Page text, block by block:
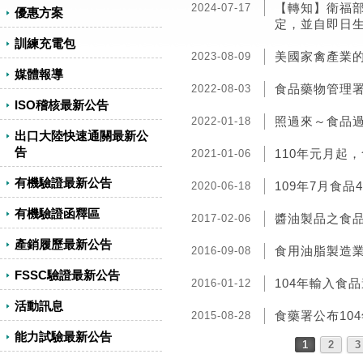
優惠方案
訓練充電包
媒體報導
ISO稽核最新公告
出口大陸快速通關最新公
告
有機驗證最新公告
有機驗證函釋區
產銷履歷最新公告
FSSC驗證最新公告
活動訊息
能力試驗最新公告
2024-07-17
【轉知】衛福
定，並自即日
2023-08-09 美國家禽產業
2022-08-03 食品藥物管理
2022-01-18 照過來～食品
2021-01-06 110年元月起
2020-06-18 109年7月食品
2017-02-06 醬油製品之食
2016-09-08 食用油脂製造
2016-01-12 104年輸入食
2015-08-28 食藥署公布
1 2 3